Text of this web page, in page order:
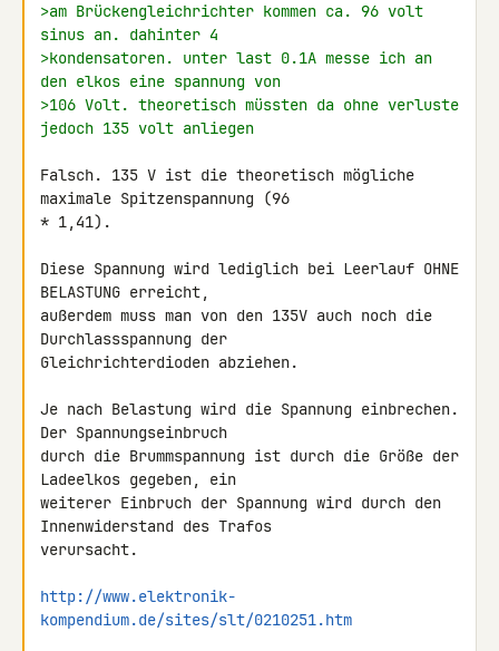
>am Brückengleichrichter kommen ca. 96 volt
sinus an. dahinter 4
>kondensatoren. unter last 0.1A messe ich an
den elkos eine spannung von
>106 Volt. theoretisch müssten da ohne verluste
jedoch 135 volt anliegen
Falsch. 135 V ist die theoretisch mögliche
maximale Spitzenspannung (96
* 1,41).
Diese Spannung wird lediglich bei Leerlauf OHNE
BELASTUNG erreicht,
außerdem muss man von den 135V auch noch die
Durchlassspannung der
Gleichrichterdioden abziehen.
Je nach Belastung wird die Spannung einbrechen.
Der Spannungseinbruch
durch die Brummspannung ist durch die Größe der
Ladeelkos gegeben, ein
weiterer Einbruch der Spannung wird durch den
Innenwiderstand des Trafos
verursacht.
http://www.elektronik-
kompendium.de/sites/slt/0210251.htm